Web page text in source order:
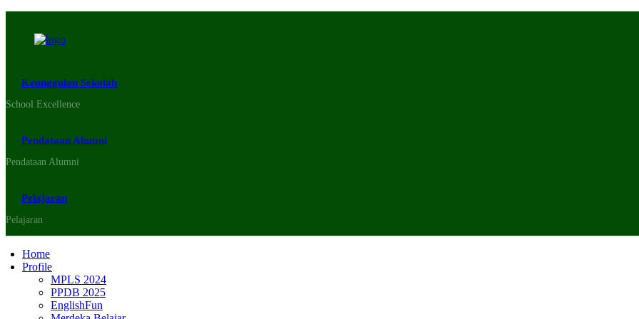
Keunggulan Sekolah
School Excellence
Pendataan Alumni
Pendataan Alumni
Pelajaran
Pelajaran
Home
Profile
MPLS 2024
PPDB 2025
EnglishFun